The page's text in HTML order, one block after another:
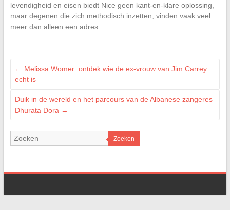
levendigheid en eisen biedt Nice geen kant-en-klare oplossing,
maar degenen die zich methodisch inzetten, vinden vaak veel
meer dan alleen een adres.
← Melissa Womer: ontdek wie de ex-vrouw van Jim Carrey
echt is
Duik in de wereld en het parcours van de Albanese zangeres
Dhurata Dora →
Zoeken